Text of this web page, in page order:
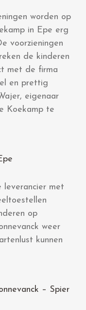
worden op
in Epe erg
voorzieningen
de kinderen
met de firma
en prettig
eigenaar
Koekamp te
leverancier met
op
weer
kunnen
– Spier